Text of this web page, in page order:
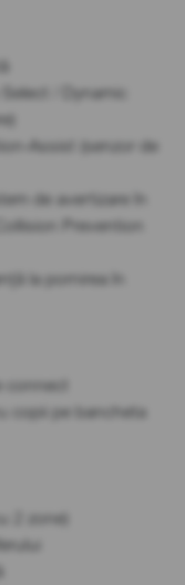
/ Dynamic
Assist (senzor de
de avertizare în
Prevention
la pornirea în
copii pe bancheta
2 zone)